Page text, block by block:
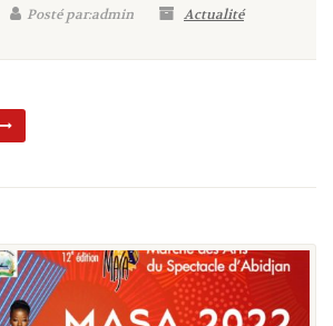
Posté par:admin
Actualité